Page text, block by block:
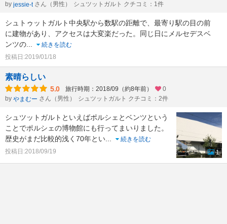
by jessie-t さん（男性） シュツットガルト クチコミ：1件
シュトゥットガルト中央駅から数駅の距離で、最寄り駅の目の前
に建物があり、アクセスは大変楽だった。同じ日にメルセデスベ
ンツの
続きを読む
投稿日:2019/01/18
素晴らしい
5.0 旅行時期：2018/09（約8年前）
0
by やまむー さん（男性） シュツットガルト クチコミ：2件
シュツットガルトといえばポルシェとベンツという
ことでポルシェの博物館にも行ってまいりました。
歴史がまだ比較的浅く70年とい
続きを読む
投稿日:2018/09/19
1